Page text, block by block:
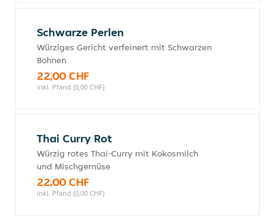
Schwarze Perlen
Würziges Gericht verfeinert mit Schwarzen
Bohnen
22,00 CHF
inkl. Pfand (0,00 CHF)
Thai Curry Rot
Würzig rotes Thai-Curry mit Kokosmilch
und Mischgemüse
22,00 CHF
inkl. Pfand (0,00 CHF)